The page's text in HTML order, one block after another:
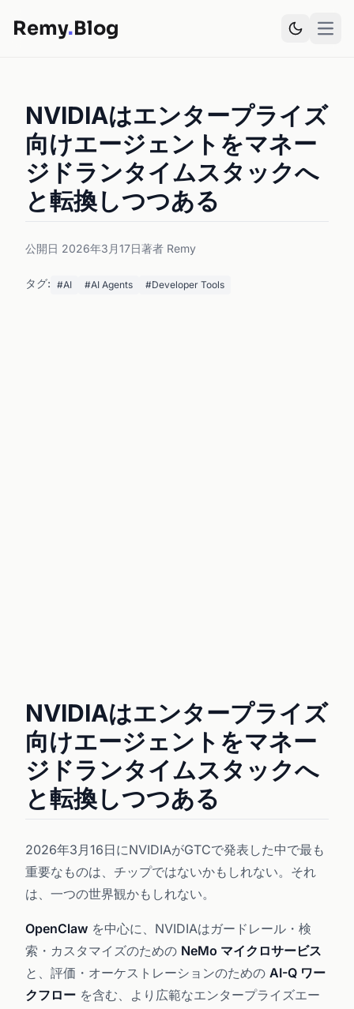
Remy.Blog
NVIDIAはエンタープライズ
向けエージェントをマネー
ジドランタイムスタックへ
と転換しつつある
公開日 2026年3月17日著者 Remy
タグ: #AI #AI Agents #Developer Tools
NVIDIAはエンタープライズ
向けエージェントをマネー
ジドランタイムスタックへ
と転換しつつある
2026年3月16日にNVIDIAがGTCで発表した中で最も
重要なものは、チップではないかもしれない。それ
は、一つの世界観かもしれない。
OpenClaw を中心に、NVIDIAはガードレール・検
索・カスタマイズのための NeMo マイクロサービス
と、評価・オーケストレーションのための AI-Q ワー
クフロー を含む、より広範なエンタープライズエー